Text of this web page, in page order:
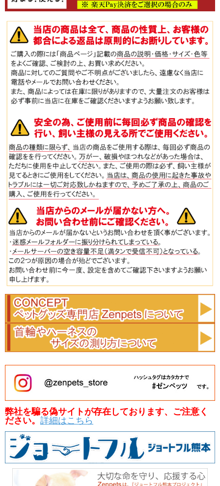
弊社を騙る偽サイトが存在しております、ご注意く
ださい。 詳細はこちら